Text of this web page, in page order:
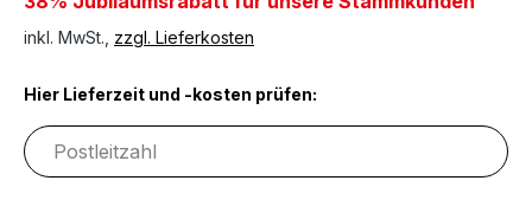
inkl. MwSt., zzgl. Lieferkosten
Hier Lieferzeit und -kosten prüfen: